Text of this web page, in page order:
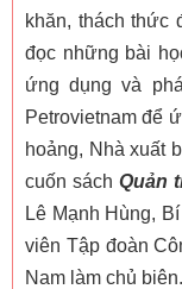
khăn, thách thức
đọc những bài
ứng dụng và
Petrovietnam để
hoảng, Nhà xuất
cuốn sách Quản
Lê Mạnh Hùng,
viên Tập đoàn
Nam làm chủ biên.